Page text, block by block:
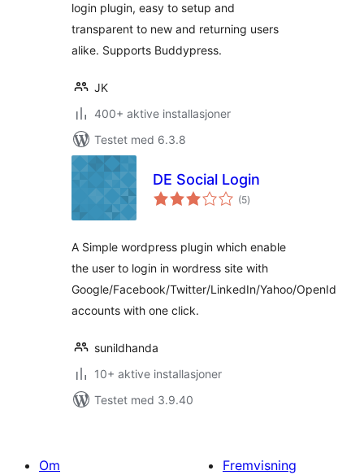
login plugin, easy to setup and
transparent to new and returning users
alike. Supports Buddypress.
JK
400+ aktive installasjoner
Testet med 6.3.8
DE Social Login
(5totale
vurderinger
)
A Simple wordpress plugin which enable
the user to login in wordress site with
Google/Facebook/Twitter/LinkedIn/Yahoo/OpenId
accounts with one click.
sunildhanda
10+ aktive installasjoner
Testet med 3.9.40
Om
Fremvisning